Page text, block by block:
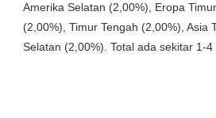
Amerika Selatan (2,00%), Eropa
(2,00%), Timur Tengah (2,00%), Asia